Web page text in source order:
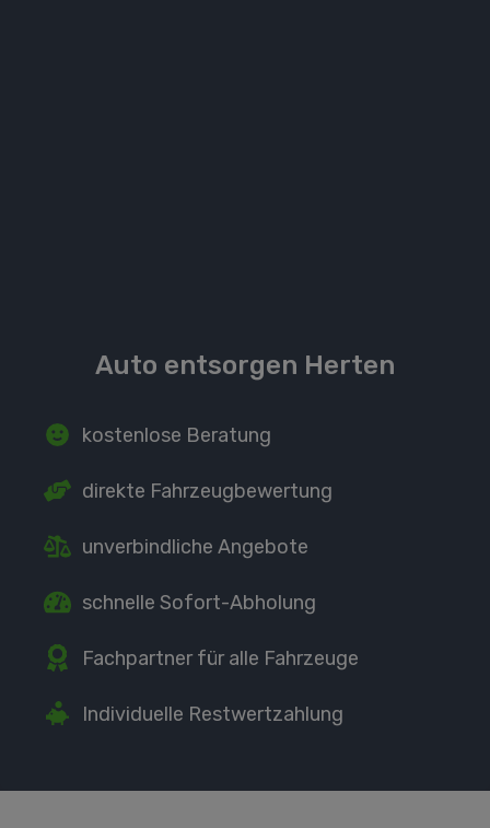
Auto entsorgen Herten
kostenlose Beratung
direkte Fahrzeugbewertung
unverbindliche Angebote
schnelle Sofort-Abholung
Fachpartner für alle Fahrzeuge
Individuelle Restwertzahlung